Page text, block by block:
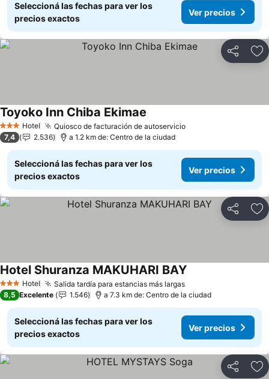
Seleccioná las fechas para ver los
precios exactos
Ver precios
Compartir
3 Estrellas
Hotel Quiosco de facturación de autoservicio
Toyoko Inn Chiba Ekimae
7,4 2.536 a 1.2 km de: Centro de la ciudad
Seleccioná las fechas para ver los
precios exactos
Ver precios
Compartir
3 Estrellas
Hotel Salida tardía para estancias más largas
Hotel Shuranza MAKUHARI BAY
8,5 Excelente 1.546 a 7.3 km de: Centro de la ciudad
Seleccioná las fechas para ver los
precios exactos
Ver precios
Compartir